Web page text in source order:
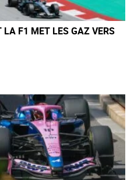
F1 MET LES GAZ VERS